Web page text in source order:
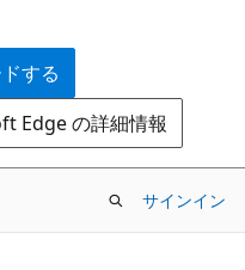
する
Edge の詳細情報
サインイン